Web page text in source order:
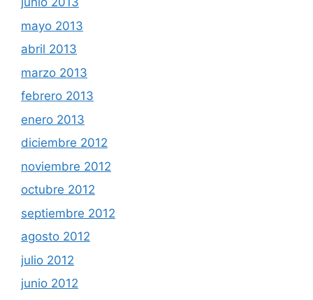
mayo 2013
abril 2013
marzo 2013
febrero 2013
enero 2013
diciembre 2012
noviembre 2012
octubre 2012
septiembre 2012
agosto 2012
julio 2012
junio 2012